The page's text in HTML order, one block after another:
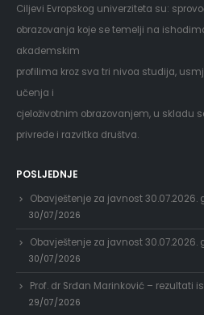
Ciljevi Evropskog univerziteta su:
obrazovanja koje se temelji na
akademskim
profilima kroz sva tri nivoa studija,
učenja i
cjeloživotnim obrazovanjem, u skladu
privrede i razvitka društva.
POSLJEDNJE
Obavještenje za javnost 30.07.2026.
30/07/2026
Obavještenje za javnost 30.07.2026.
30/07/2026
Prof. dr Srđan Marinković – rezultati
29/07/2026